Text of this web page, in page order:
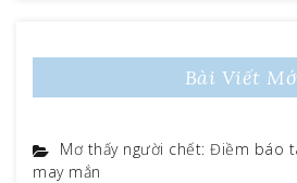
Bài Viết
Mơ thấy người chết: Điềm báo
may mắn